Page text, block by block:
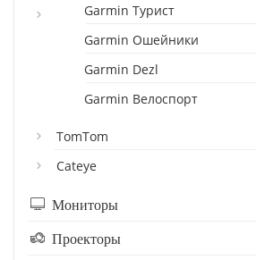
Garmin Турист
Garmin Ошейники
Garmin Dezl
Garmin Велоспорт
TomTom
Cateye
Мониторы
Проекторы